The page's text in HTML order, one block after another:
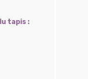
tapis :